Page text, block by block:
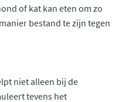
of kat kan eten om zo
bestand te zijn tegen
niet alleen bij de
tevens het